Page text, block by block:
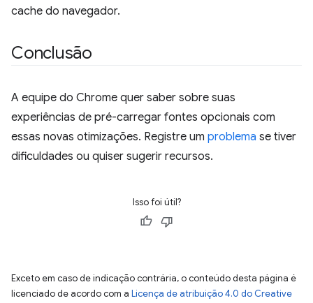
cache do navegador.
Conclusão
A equipe do Chrome quer saber sobre suas
experiências de pré-carregar fontes opcionais com
essas novas otimizações. Registre um problema se tiver
dificuldades ou quiser sugerir recursos.
Isso foi útil?
Exceto em caso de indicação contrária, o conteúdo desta página é
licenciado de acordo com a Licença de atribuição 4.0 do Creative